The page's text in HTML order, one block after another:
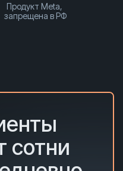
Продукт Meta,
запрещена в РФ
сотни